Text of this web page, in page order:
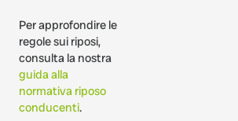
Per approfondire le
regole sui riposi,
consulta la nostra
guida alla
normativa riposo
conducenti.